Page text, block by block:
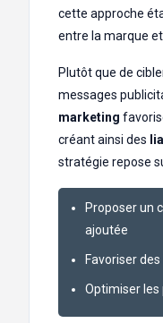
cette approche
entre la marque et
Plutôt que de
messages
marketing
créant ainsi des
stratégie repose
Proposer un
ajoutée
Favoriser
Optimiser les